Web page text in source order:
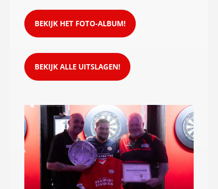
BEKIJK HET FOTO-ALBUM!
BEKIJK ALLE UITSLAGEN!